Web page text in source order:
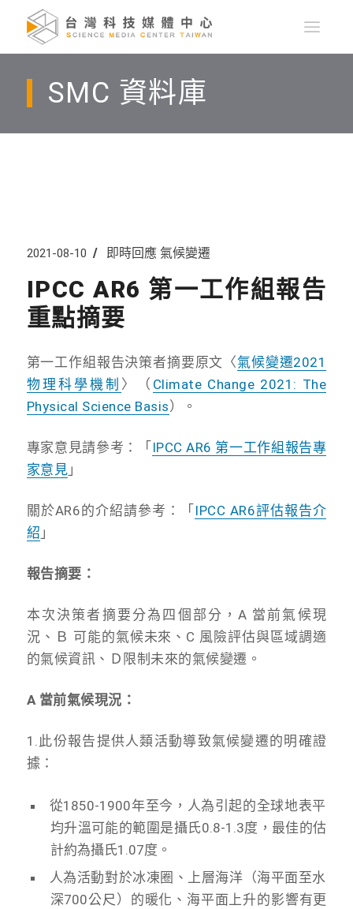
SMC 資料庫
2021-08-10 即時回應 氣候變遷
IPCC AR6 第一工作組報告
重點摘要
第一工作組報告決策者摘要原文〈氣候變遷2021
物理科學機制 〉（ Climate Change 2021: The
Physical Science Basis）。
專家意見請參考：「 IPCC AR6 第一工作組報告專
家意見 」
關於AR6的介紹請參考：「 IPCC AR6評估報告介
紹 」
報告摘要：
本次決策者摘要分為四個部分，A 當前氣候現
況、Ｂ 可能的氣候未來、C 風險評估與區域調適
的氣候資訊、Ｄ限制未來的氣候變遷。
A 當前氣候現況：
1.此份報告提供人類活動導致氣候變遷的明確證
據：
從1850-1900年至今，人為引起的全球地表平
均升溫可能的範圍是攝氏0.8-1.3度，最佳的估
計約為攝氏1.07度。
人為活動對於冰凍圈、上層海洋（海平面至水
深700公尺）的暖化、海平面上升的影響有更